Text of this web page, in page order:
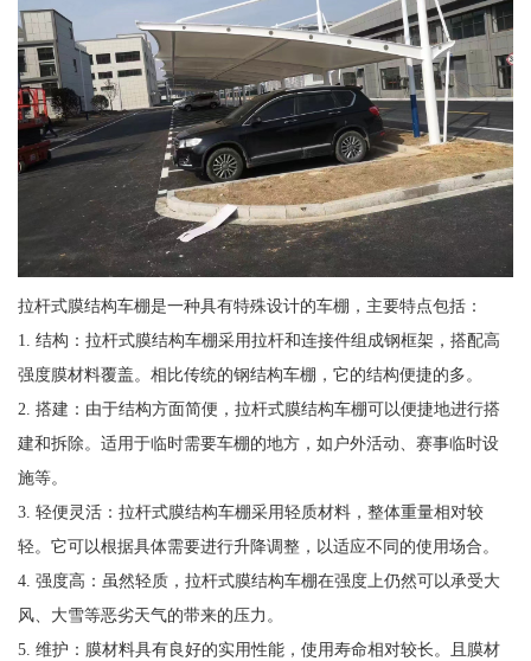
拉杆式膜结构车棚是一种具有特殊设计的车棚，主要特点包括：
1. 结构：拉杆式膜结构车棚采用拉杆和连接件组成钢框架，搭配高
强度膜材料覆盖。相比传统的钢结构车棚，它的结构便捷的多。
2. 搭建：由于结构方面简便，拉杆式膜结构车棚可以便捷地进行搭
建和拆除。适用于临时需要车棚的地方，如户外活动、赛事临时设
施等。
3. 轻便灵活：拉杆式膜结构车棚采用轻质材料，整体重量相对较
轻。它可以根据具体需要进行升降调整，以适应不同的使用场合。
4. 强度高：虽然轻质，拉杆式膜结构车棚在强度上仍然可以承受大
风、大雪等恶劣天气的带来的压力。
5. 维护：膜材料具有良好的实用性能，使用寿命相对较长。且膜材